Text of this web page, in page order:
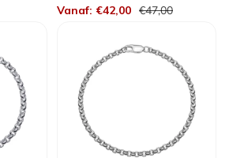
Aanbiedingsprijs
Vanaf: €42,00 Normale
€47,00